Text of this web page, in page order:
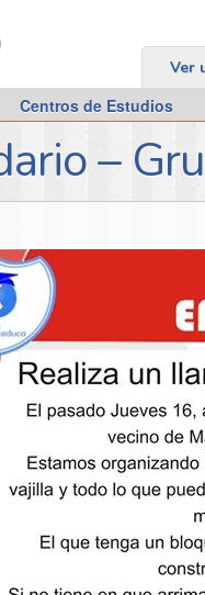
Ver
Centros de Estudios
–